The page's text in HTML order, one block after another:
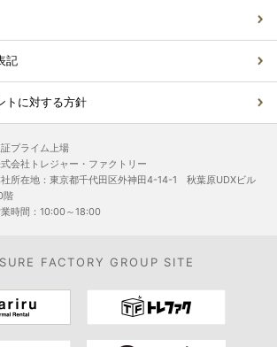
記
トに対する方針
プライム上場
会社トレジャー・ファクトリー
所在地：東京都千代田区外神田4-14-1 秋葉原UDXビル
階
時間：10:00～18:00
FACTORY GROUP SITE